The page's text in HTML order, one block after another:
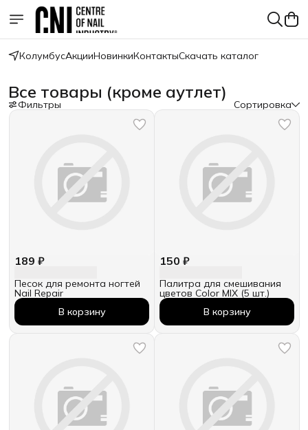
КолумбусАкцииНовинкиКонтактыСкачать каталог
Все товары (кроме аутлет)
Фильтры Сортировка
189 ₽
Песок для ремонта ногтей
Nail Repair
В корзину
150 ₽
Палитра для смешивания
цветов Color MIX (5 шт.)
В корзину